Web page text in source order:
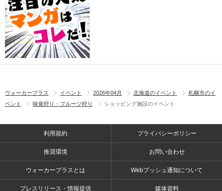
ウォーカープラス イベント 2026年04月 北海道のイベント
札幌市のイ
ベント
味覚狩り・フルーツ狩り ショッピング施設のイベント
利用規約 プライバシーポリシー
推奨環境 お問い合わせ
ウォーカープラスとは Webプッシュ通知について
プレスリリース・情報提供 媒体資料